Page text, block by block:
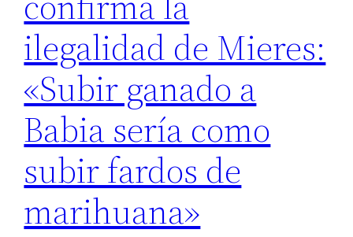
ilegalidad de Mieres:
«Subir ganado a
Babia sería como
subir fardos de
marihuana»